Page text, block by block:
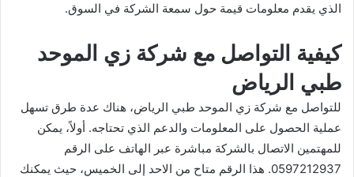
الذي يقدم معلومات قيمة حول سمعة الشركة في السوق.
كيفية التواصل مع شركة زي الموحد
طبي الرياض
للتواصل مع شركة زي الموحد طبي الرياض، هناك عدة طرق تسهل
عملية الحصول على المعلومات والدعم الذي تحتاجه. أولاً، يمكن
للمهتمين الاتصال بالشركة مباشرة عبر الهاتف على الرقم
0597212937. هذا الرقم متاح من الاحد إلى الخميس، حيث يمكنك